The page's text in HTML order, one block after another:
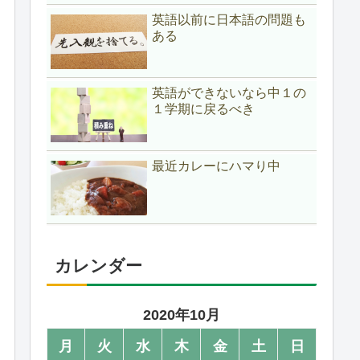
英語以前に日本語の問題も
ある
英語ができないなら中１の
１学期に戻るべき
最近カレーにハマり中
カレンダー
2020年10月
月
火 水 木 金 土 日